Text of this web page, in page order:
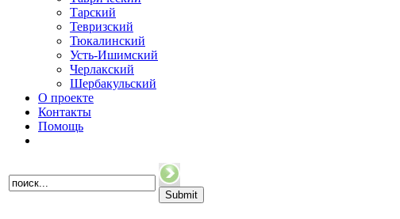
Тарский
Тевризский
Тюкалинский
Усть-Ишимский
Черлакский
Шербакульский
О проекте
Контакты
Помощь